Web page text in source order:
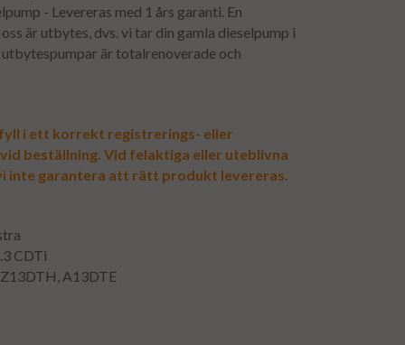
- Levereras med 1 års garanti. En
är utbytes, dvs. vi tar din gamla dieselpump i
är totalrenoverade och
i ett korrekt registrerings- eller
beställning. Vid felaktiga eller uteblivna
inte garantera att rätt produkt levereras.
CDTi
A13DTE